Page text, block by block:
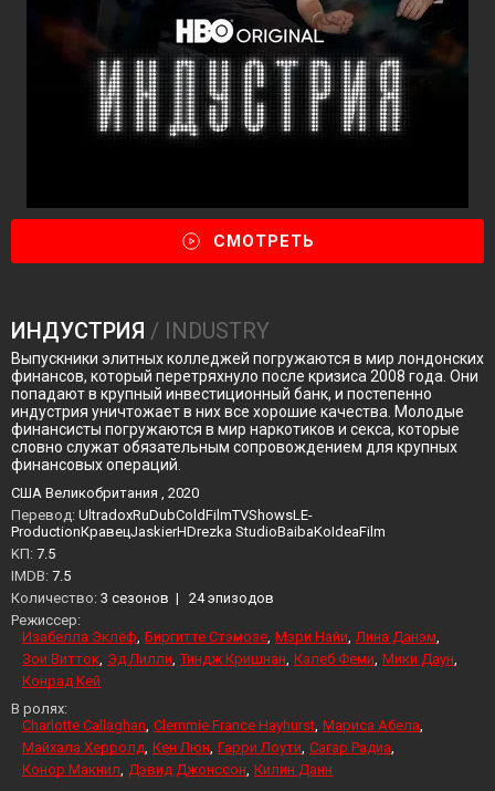
СМОТРЕТЬ
ИНДУСТРИЯ / INDUSTRY
Выпускники элитных колледжей погружаются в мир лондонских
финансов, который перетряхнуло после кризиса 2008 года. Они
попадают в крупный инвестиционный банк, и постепенно
индустрия уничтожает в них все хорошие качества. Молодые
финансисты погружаются в мир наркотиков и секса, которые
словно служат обязательным сопровождением для крупных
финансовых операций.
США Великобритания , 2020
Перевод: UltradoxRuDubColdFilmTVShowsLE-
ProductionКравецJaskierHDrezka StudioBaibaKoIdeaFilm
KП: 7.5
IMDB: 7.5
Количество: 3 сезонов | 24 эпизодов
Режиссер:
Изабелла Эклёф Биргитте Стэмозе Мэри Найи Лина Данэм
Зои Витток Эд Лилли Тиндж Кришнан Калеб Феми Мики Даун
Конрад Кей
В ролях:
Charlotte Callaghan Clemmie France Hayhurst Мариса Абела
Майхала Херролд Кен Люн Гарри Лоути Сагар Радиа
Конор Макнил Дэвид Джонссон Килин Данн